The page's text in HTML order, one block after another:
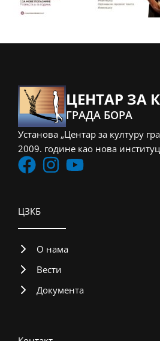
ЦЕНТАР ЗА
ГРАДА БОРА
Установа „Центар за културу
2009. године као нова
ЦЗКБ
О нама
Вести
Документа